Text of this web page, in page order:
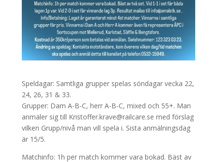
Speldagar: Samtliga grupper spelas söndagar vecka 22,
24, 26, 31 & 33.
Grupper: Dam A-B-C, herr A-B-C, mixed och 55+. Man
anmäler sig till Kristoffer.krave@railcare.se med förslag
vilken Grupp/nivå man vill spela i. Sista anmälningsdag
är 15/5.
Matchinfo: 1h per match kommer vara bokad. Bäst av